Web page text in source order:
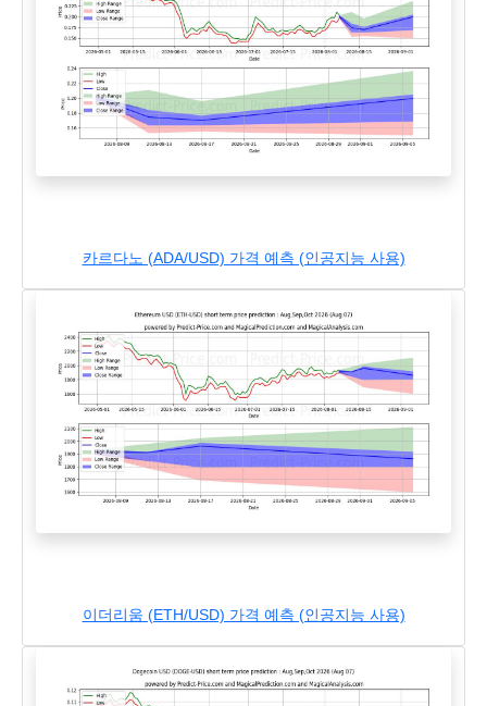
카르다노 (ADA/USD) 가격 예측 (인공지능 사용)
이더리움 (ETH/USD) 가격 예측 (인공지능 사용)